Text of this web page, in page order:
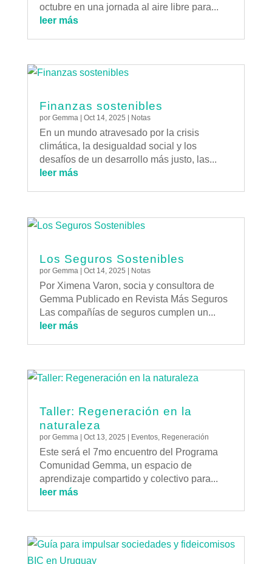
octubre en una jornada al aire libre para...
leer más
Finanzas sostenibles
por Gemma| Oct 14, 2025 Notas
En un mundo atravesado por la crisis
climática, la desigualdad social y los
desafíos de un desarrollo más justo, las...
leer más
Los Seguros Sostenibles
por Gemma | Oct 14, 2025 | Notas
Por Ximena Varon, socia y consultora de
Gemma Publicado en Revista Más Seguros
Las compañías de seguros cumplen un...
leer más
Taller: Regeneración en la
naturaleza
por Gemma| Oct 13, 2025 | Eventos, Regeneración
Este será el 7mo encuentro del Programa
Comunidad Gemma, un espacio de
aprendizaje compartido y colectivo para...
leer más